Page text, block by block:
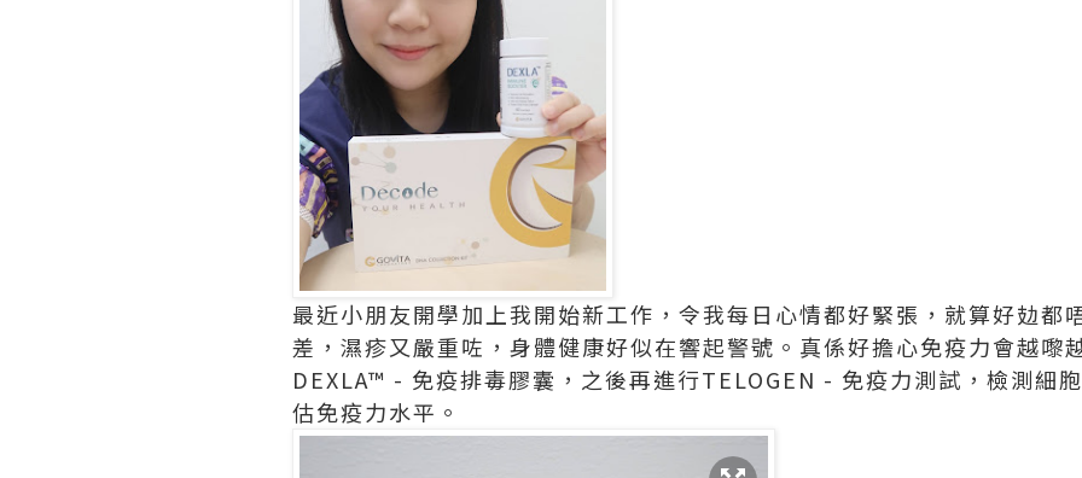
最近小朋友開學加上我開始新工作，令我每日心情都好緊張，就算好攰都
差，濕疹又嚴重咗，身體健康好似在響起警號。真係好擔心免疫力會越嚟
DEXLA™ - 免疫排毒膠囊，之後再進行TELOGEN - 免疫力測試，檢測細
估免疫力水平。